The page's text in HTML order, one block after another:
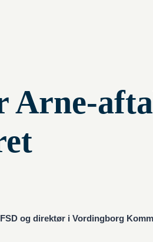
Arne-
og direktør i Vordingborg